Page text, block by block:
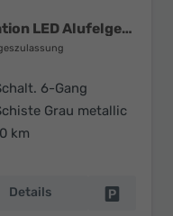
110 Journey 7-Sitzer Navigation LED Alufelgen Sitzheizung Einparkhilfe Kamera 360° Keyless
6-Gang
Grau metallic
km
Details